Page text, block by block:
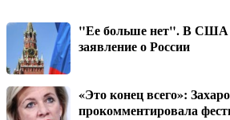
"Ее больше нет". В США
заявление о России
«Это конец всего»:
прокомментировала